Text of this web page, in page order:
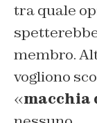
tra quale
membro.
vogliono
«macchia